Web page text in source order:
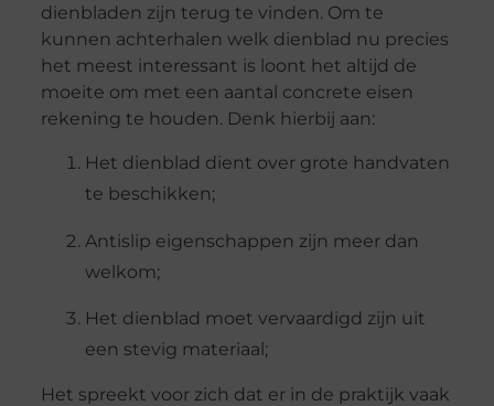
dienbladen zijn terug te vinden. Om te
kunnen achterhalen welk dienblad nu precies
het meest interessant is loont het altijd de
moeite om met een aantal concrete eisen
rekening te houden. Denk hierbij aan:
Het dienblad dient over grote handvaten
te beschikken;
Antislip eigenschappen zijn meer dan
welkom;
Het dienblad moet vervaardigd zijn uit
een stevig materiaal;
Het spreekt voor zich dat er in de praktijk vaak